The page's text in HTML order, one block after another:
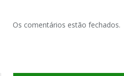
Os comentários estão fechados.